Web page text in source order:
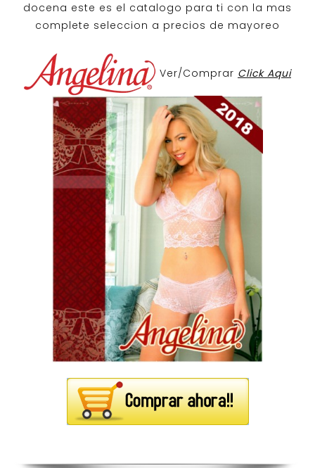
docena este es el catalogo para ti con la mas
complete seleccion a precios de mayoreo
Ver/Comprar Click Aqui